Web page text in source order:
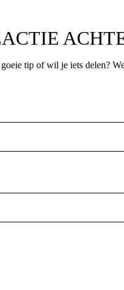
tip of wil je iets delen?